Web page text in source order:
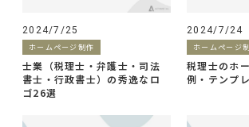
2024/7/25
ホームページ制作
士業（税理士・弁護士・司法
書士・行政書士）の秀逸なロ
ゴ26選
2024/7/24
ホームページ
税理士のホ
例・テンプ